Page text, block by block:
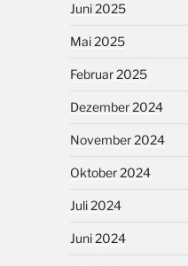
Juni 2025
Mai 2025
Februar 2025
Dezember 2024
November 2024
Oktober 2024
Juli 2024
Juni 2024